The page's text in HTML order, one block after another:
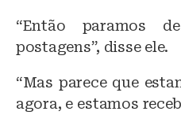
“Então paramos
postagens”, disse ele.
“Mas parece que
agora, e estamos